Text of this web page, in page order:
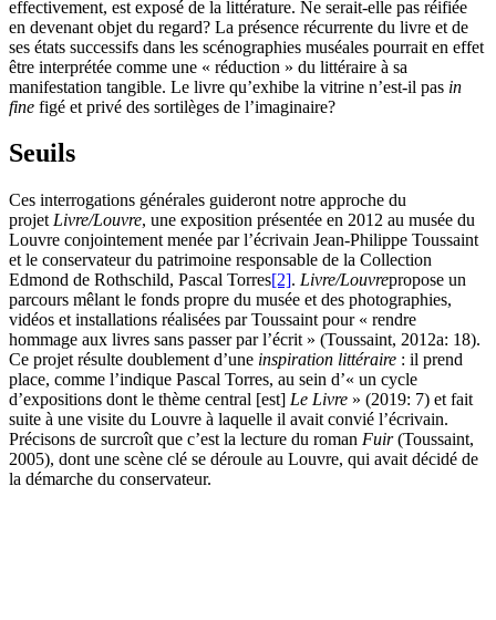
effectivement, est exposé de la littérature. Ne serait-elle pas réifiée
en devenant objet du regard? La présence récurrente du livre et de
ses états successifs dans les scénographies muséales pourrait en effet
être interprétée comme une « réduction » du littéraire à sa
manifestation tangible. Le livre qu’exhibe la vitrine n’est-il pas in
fine figé et privé des sortilèges de l’imaginaire?
Seuils
Ces interrogations générales guideront notre approche du
projet Livre/Louvre, une exposition présentée en 2012 au musée du
Louvre conjointement menée par l’écrivain Jean-Philippe Toussaint
et le conservateur du patrimoine responsable de la Collection
Edmond de Rothschild, Pascal Torres[2]. Livre/Louvrepropose un
parcours mêlant le fonds propre du musée et des photographies,
vidéos et installations réalisées par Toussaint pour « rendre
hommage aux livres sans passer par l’écrit » (Toussaint, 2012a: 18).
Ce projet résulte doublement d’une inspiration littéraire : il prend
place, comme l’indique Pascal Torres, au sein d’« un cycle
d’expositions dont le thème central [est] Le Livre » (2019: 7) et fait
suite à une visite du Louvre à laquelle il avait convié l’écrivain.
Précisons de surcroît que c’est la lecture du roman Fuir(Toussaint,
2005), dont une scène clé se déroule au Louvre, qui avait décidé de
la démarche du conservateur.